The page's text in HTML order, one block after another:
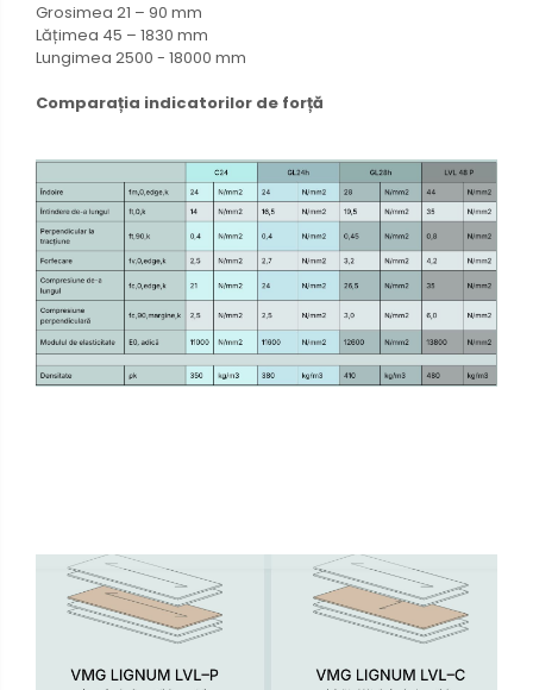
Grosimea 21 – 90 mm
Lățimea 45 – 1830 mm
Lungimea 2500 - 18000 mm
Comparația indicatorilor de forță